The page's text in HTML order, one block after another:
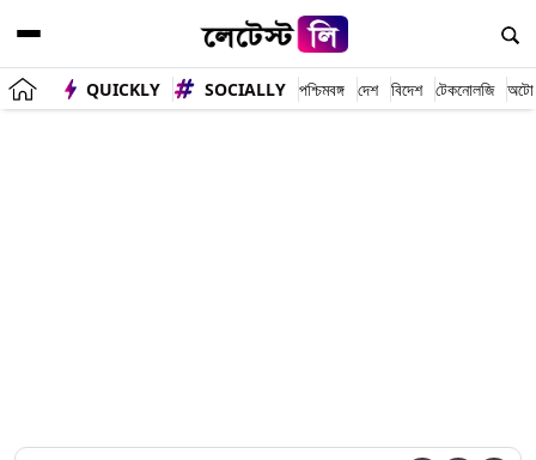
QUICKLY SOCIALLY পশ্চিমবঙ্গ দেশ বিদেশ টেকনোলজি অটো